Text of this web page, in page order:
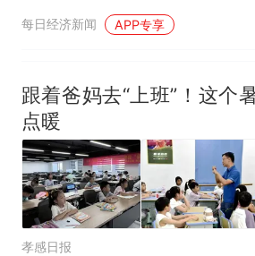
万元
每日经济新闻 APP专享
跟着爸妈去“上班”！这个
点暖
孝感日报